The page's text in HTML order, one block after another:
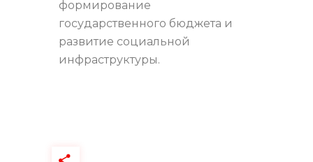
формирование
государственного бюджета и
развитие социальной
инфраструктуры.